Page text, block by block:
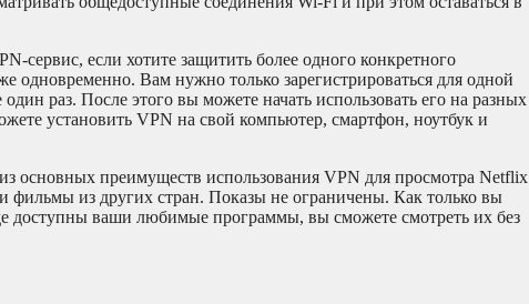
сервис, если хотите защитить более одного конкретного
одновременно. Вам нужно только зарегистрироваться для одной
раз. После этого вы можете начать использовать его на разных
установить VPN на свой компьютер, смартфон, ноутбук и
основных преимуществ использования VPN для просмотра Netflix
фильмы из других стран. Показы не ограничены. Как только вы
доступны ваши любимые программы, вы сможете смотреть их без